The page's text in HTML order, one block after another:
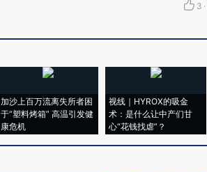
3 ·
加沙上百万流离失所者困
于“塑料烤箱” 高温引发健
康危机
视线｜HYROX的吸金
术：是什么让中产们甘
心“花钱找虐”？